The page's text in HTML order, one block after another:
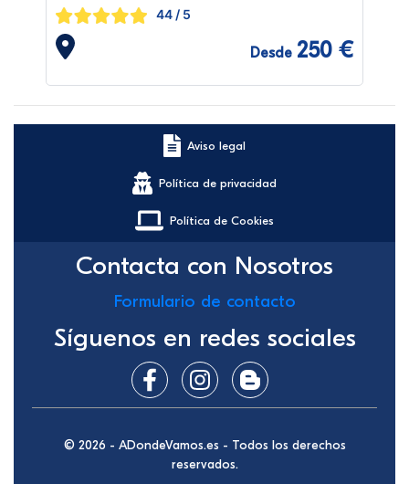
44 / 5
Desde 250 €
Aviso legal
Política de privacidad
Política de Cookies
Contacta con Nosotros
Formulario de contacto
Síguenos en redes sociales
© 2026 - ADondeVamos.es - Todos los derechos
reservados.